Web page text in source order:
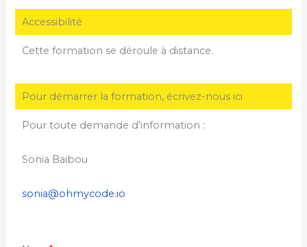
Accessibilité
Cette formation se déroule à distance.
Pour démarrer la formation, écrivez-nous ici
Pour toute demande d’information :
Sonia Baibou
sonia@ohmycode.io